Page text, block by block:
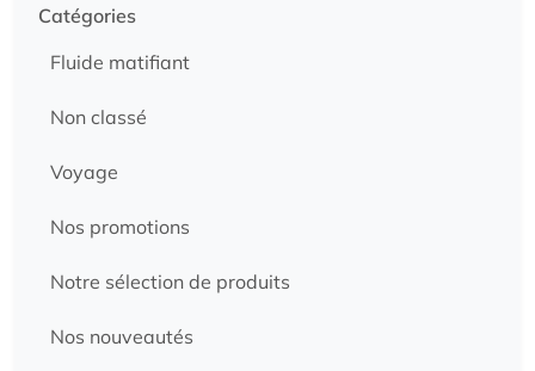
Catégories
Fluide matifiant
Non classé
Voyage
Nos promotions
Notre sélection de produits
Nos nouveautés